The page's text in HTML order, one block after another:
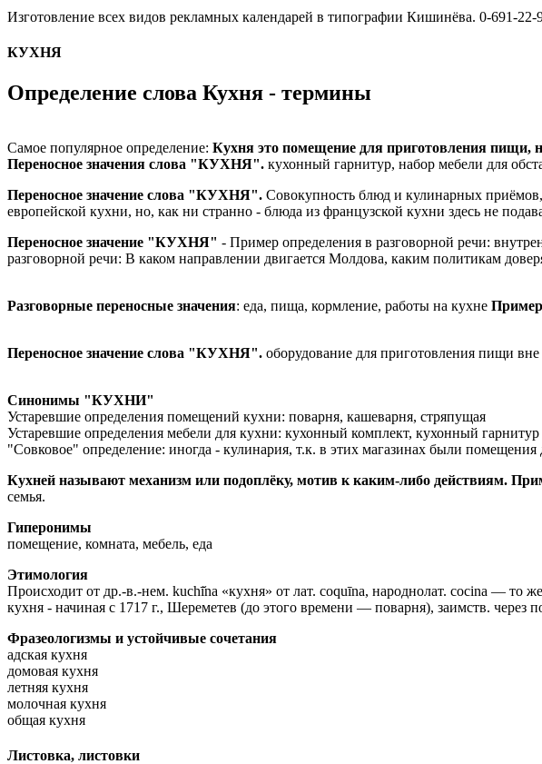
Изготовление всех видов рекламных календарей в типографии Кишинёва. 0-691-
КУХНЯ
Определение слова Кухня - термины
Самое популярное определение: Кухня это помещение для приготовления пищи,
Переносное значения слова "КУХНЯ". кухонный гарнитур, набор мебели для
Переносное значение слова "КУХНЯ". Совокупность блюд и кулинарных
европейской кухни, но, как ни странно - блюда из французской кухни здесь не
Переносное значение "КУХНЯ" - Пример определения в разговорной речи:
разговорной речи: В каком направлении двигается Молдова, каким политикам
Разговорные переносные значения: еда, пища, кормление, работы на кухне
Переносное значение слова "КУХНЯ". оборудование для приготовления пищи
Синонимы "КУХНИ"
Устаревшие определения помещений кухни: поварня, кашеварня, стряпущая
Устаревшие определения мебели для кухни: кухонный комплект, кухонный гарнитур
"Совковое" определение: иногда - кулинария, т.к. в этих магазинах были
Кухней называют механизм или подоплёку, мотив к каким-либо действиям.
семья.
Гиперонимы
помещение, комната, мебель, еда
Этимология
Происходит от др.-в.-нем. kuchī̆na «кухня» от лат. соquīnа, народнолат. сосinа — то
кухня - начиная с 1717 г., Шереметев (до этого времени — поварня), заимств.
Фразеологизмы и устойчивые сочетания
адская кухня
домовая кухня
летняя кухня
молочная кухня
общая кухня
Листовка, листовки